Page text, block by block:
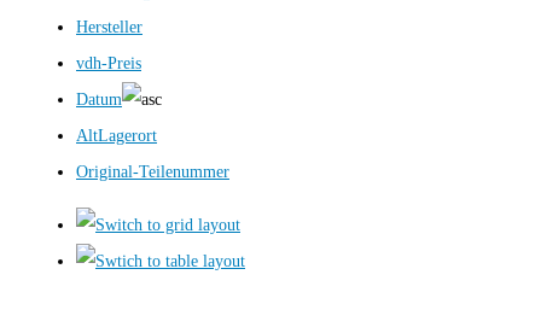
Hersteller
vdh-Preis
Datum
AltLagerort
Original-Teilenummer